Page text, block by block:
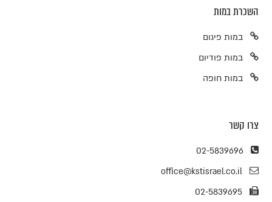
השכרת במות
במות פיגום
במות פודיום
במות חופה
צרו קשר
02-5839696
office@kstisrael.co.il
02-5839695